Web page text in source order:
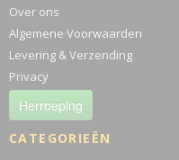
Over ons
Algemene Voorwaarden
Levering & Verzending
Privacy
Herroeping
CATEGORIEËN